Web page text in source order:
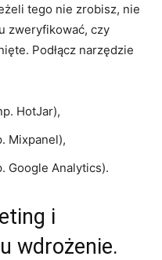
tego nie zrobisz, nie
zweryfikować, czy
Podłącz narzędzie
HotJar),
Mixpanel),
Google Analytics).
i
wdrożenie.